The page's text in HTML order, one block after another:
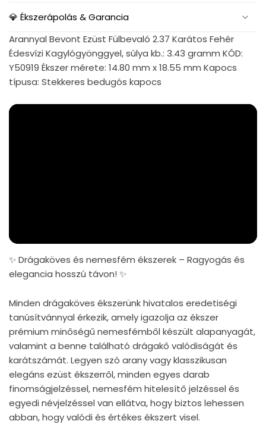
💎 Ékszerápolás & Garancia
Arannyal Bevont Ezüst Fülbevaló 2.37 Karátos Fehér
Édesvízi Kagylógyönggyel, súlya kb.: 3.43 gramm KÓD:
Y50919 Ékszer mérete: 14.80 mm x 18.55 mm Kapocs
típusa: Stekkeres bedugós kapocs
✨ Drágaköves és nemesfém ékszerek – Ragyogás és
elegancia hosszú távon! ✨
Minden drágaköves ékszerünk hivatalos eredetiségi
tanúsítvánnyal érkezik, amely igazolja az ékszer
prémium minőségű nemesfémből készült alapanyagát,
valamint a benne található drágakő valódiságát és
karátszámát. Legyen szó arany vagy klasszikusan
elegáns ezüst ékszerről, minden egyes darab
finomságjelzéssel, nemesfém hitelesítő jelzéssel és
egyedi névjelzéssel van ellátva, hogy biztos lehessen
abban, hogy valódi és értékes ékszert visel.